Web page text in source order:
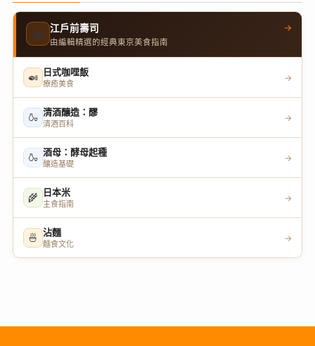
🍣 江戶前壽司
由編輯精選的經典東京美食指南
→
🍛 日式咖哩飯
療癒美食
→
🍶 清酒釀造：醪
清酒百科
→
🍶 酒母：酵母起種
釀造基礎
→
🌾 日本米
主食指南
→
🍜 沾麵
麵食文化
→